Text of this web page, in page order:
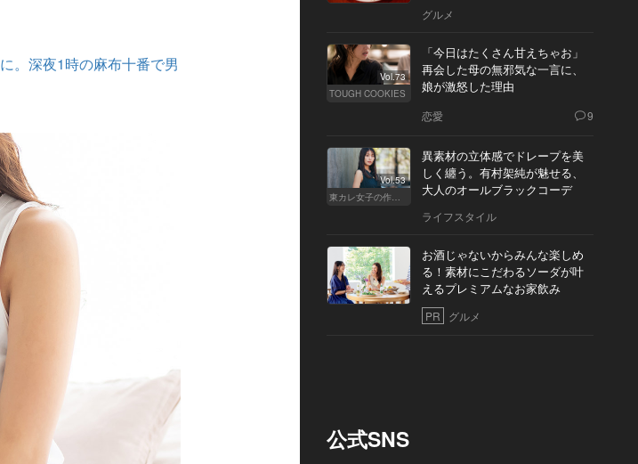
。深夜1時の麻布十番で男
グルメ
Vol.73
TOUGH COOKIES
「今日はたくさん甘えちゃお」
再会した母の無邪気な一言に、
娘が激怒した理由
恋愛 9
Vol.53
東カレ女子の作り方
異素材の立体感でドレープを美
しく纏う。有村架純が魅せる、
大人のオールブラックコーデ
ライフスタイル
お酒じゃないからみんな楽しめ
る！素材にこだわるソーダが叶
えるプレミアムなお家飲み
PR グルメ
公式SNS